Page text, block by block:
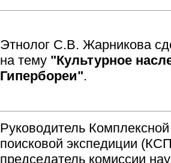
Этнолог С.В. Жарникова
на тему "Культурное
Гипербореи".
Руководитель
поисковой экспедиции
председатель комиссии